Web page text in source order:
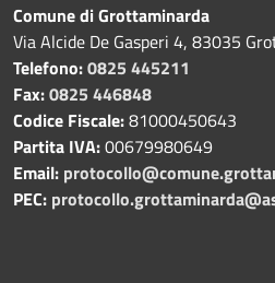
Comune di Grottaminarda
Via Alcide De Gasperi 4, 83035
Telefono:0825 445211
Fax:0825 446848
Codice Fiscale:81000450643
Partita IVA:00679980649
Email:
PEC: